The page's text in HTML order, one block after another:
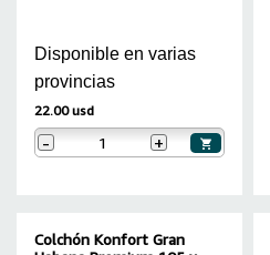
Disponible en varias
provincias
22.00 usd
- +
Colchón Konfort Gran